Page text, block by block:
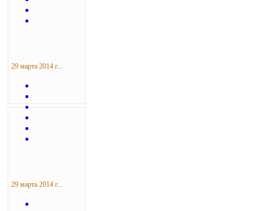
29 марта 2014 г...
29 марта 2014 г...